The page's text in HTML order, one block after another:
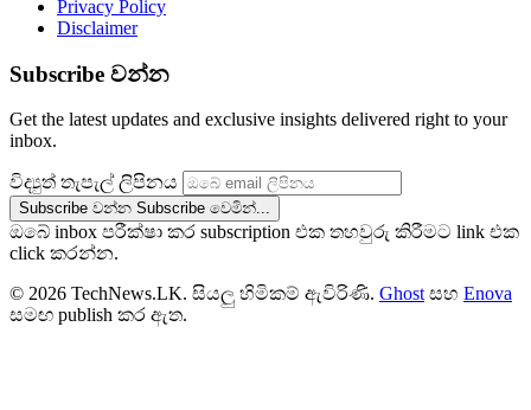
Privacy Policy
Disclaimer
Subscribe වන්න
Get the latest updates and exclusive insights delivered right to your
inbox.
විද්‍යුත් තැපැල් ලිපිනය
Subscribe වන්න Subscribe වෙමින්...
ඔබේ inbox පරීක්ෂා කර subscription එක තහවුරු කිරීමට link එක
click කරන්න.
© 2026 TechNews.LK. සියලු හිමිකම් ඇවිරිණි. Ghost සහ Enova
සමඟ publish කර ඇත.